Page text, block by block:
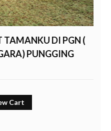
DI PGN (
PUNGGING
Cart